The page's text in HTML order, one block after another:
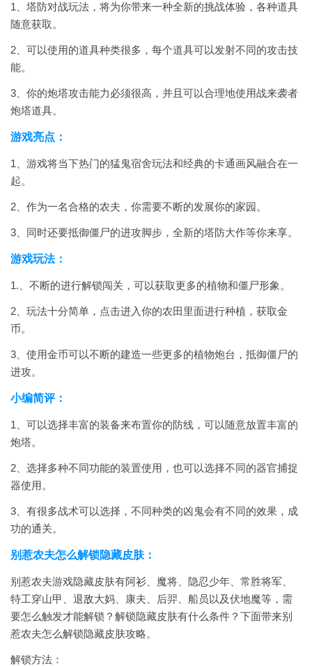
1、塔防对战玩法，将为你带来一种全新的挑战体验，各种道具
随意获取。
2、可以使用的道具种类很多，每个道具可以发射不同的攻击技
能。
3、你的炮塔攻击能力必须很高，并且可以合理地使用战来袭者
炮塔道具。
游戏亮点：
1、游戏将当下热门的猛鬼宿舍玩法和经典的卡通画风融合在一
起。
2、作为一名合格的农夫，你需要不断的发展你的家园。
3、同时还要抵御僵尸的进攻脚步，全新的塔防大作等你来享。
游戏玩法：
1.、不断的进行解锁闯关，可以获取更多的植物和僵尸形象。
2、玩法十分简单，点击进入你的农田里面进行种植，获取金
币。
3、使用金币可以不断的建造一些更多的植物炮台，抵御僵尸的
进攻。
小编简评：
1、可以选择丰富的装备来布置你的防线，可以随意放置丰富的
炮塔。
2、选择多种不同功能的装置使用，也可以选择不同的器官捕捉
器使用。
3、有很多战术可以选择，不同种类的凶鬼会有不同的效果，成
功的通关。
别惹农夫怎么解锁隐藏皮肤：
别惹农夫游戏隐藏皮肤有阿衫、魔将、隐忍少年、常胜将军、
特工穿山甲、退敌大妈、康夫、后羿、船员以及伏地魔等，需
要怎么触发才能解锁？解锁隐藏皮肤有什么条件？下面带来别
惹农夫怎么解锁隐藏皮肤攻略。
解锁方法：